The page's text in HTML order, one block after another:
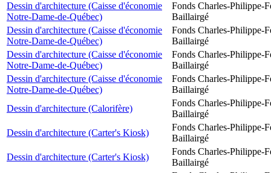
Dessin d'architecture (Caisse d'économie
Notre-Dame-de-Québec)
Fonds Charles-Philippe-
Baillairgé
Dessin d'architecture (Caisse d'économie
Notre-Dame-de-Québec)
Fonds Charles-Philippe-
Baillairgé
Dessin d'architecture (Caisse d'économie
Notre-Dame-de-Québec)
Fonds Charles-Philippe-
Baillairgé
Dessin d'architecture (Caisse d'économie
Notre-Dame-de-Québec)
Fonds Charles-Philippe-
Baillairgé
Dessin d'architecture (Calorifère)
Fonds Charles-Philippe-
Baillairgé
Dessin d'architecture (Carter's Kiosk)
Fonds Charles-Philippe-
Baillairgé
Dessin d'architecture (Carter's Kiosk)
Fonds Charles-Philippe-
Baillairgé